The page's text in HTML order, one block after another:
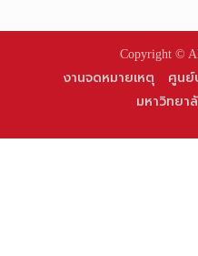
Copyright ©
งานจดหมายเหตุ
ศูนย์
มหาวิทยา